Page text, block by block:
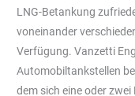
LNG-Betankung
voneinander
Verfügung. Vanzetti
Automobiltankstellen
dem sich eine oder